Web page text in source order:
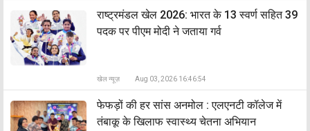
राष्ट्रमंडल खेल 2026: भारत के 13 स्वर्ण सहित 39
पदक पर पीएम मोदी ने जताया गर्व
खेल न्यूज़ Aug 03, 2026 16:46:54
फेफड़ों की हर सांस अनमोल : एलएनटी कॉलेज में
तंबाकू के खिलाफ स्वास्थ्य चेतना अभियान